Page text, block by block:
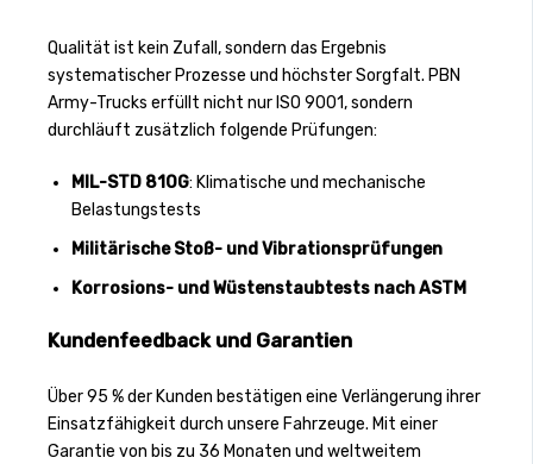
Qualität ist kein Zufall, sondern das Ergebnis
systematischer Prozesse und höchster Sorgfalt. PBN
Army-Trucks erfüllt nicht nur ISO 9001, sondern
durchläuft zusätzlich folgende Prüfungen:
MIL-STD 810G: Klimatische und mechanische
Belastungstests
Militärische Stoß- und Vibrationsprüfungen
Korrosions- und Wüstenstaubtests nach ASTM
Kundenfeedback und Garantien
Über 95 % der Kunden bestätigen eine Verlängerung ihrer
Einsatzfähigkeit durch unsere Fahrzeuge. Mit einer
Garantie von bis zu 36 Monaten und weltweitem